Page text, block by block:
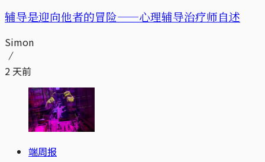
辅导是迎向他者的冒险——心理辅导治疗师自述
Simon
2 天前
端周报